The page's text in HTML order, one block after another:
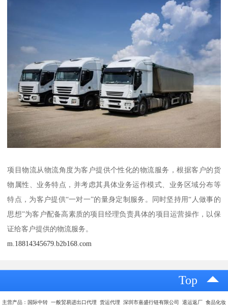
项目物流从物流角度为客户提供个性化的物流服务，根据客户的货
物属性、业务特点，并考虑其具体业务运作模式、业务区域分布等
特点，为客户提供“一对一”的量身定制服务。同时坚持用“人做事的
思想”为客户配备高素质的项目经理负责具体的项目运营操作，以保
证给客户提供的物流服务。
m.18814345679.b2b168.com
Top
主营产品：国际中转 一般贸易进出口代理 货运代理 深圳市嘉盛行链有限公司 退运返厂 食品化妆